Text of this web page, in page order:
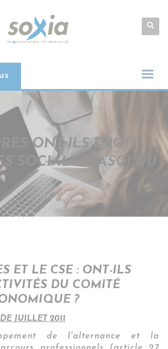
ONT ILS DROIT
SOCIALES (ASC) DU
ET LE CSE : ONT-ILS
DU COMITÉ
?
JUILLET 2011
de l'alternance et la